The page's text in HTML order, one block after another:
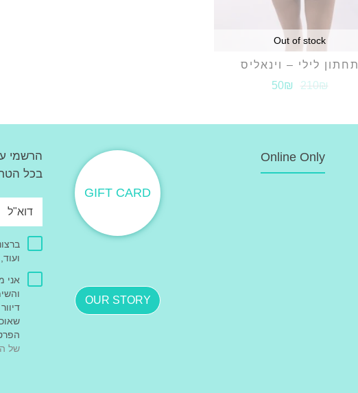
Out of stock
תחתון לילי – וינאליס
210₪
50₪
הרשמי
בכל
אני
של
Online Only
GIFT CARD
OUR STORY